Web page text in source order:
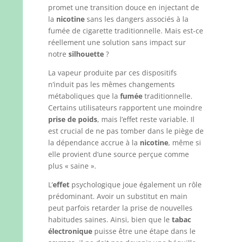
promet une transition douce en injectant de
la nicotinesans les dangers associés à la
fumée de cigarette traditionnelle. Mais est-ce
réellement une solution sans impact sur
notre silhouette?
La vapeur produite par ces dispositifs
n’induit pas les mêmes changements
métaboliques que la fuméetraditionnelle.
Certains utilisateurs rapportent une moindre
prise de poids, mais l’effet reste variable. Il
est crucial de ne pas tomber dans le piège de
la dépendance accrue à la nicotine, même si
elle provient d’une source perçue comme
plus « saine ».
L’effetpsychologique joue également un rôle
prédominant. Avoir un substitut en main
peut parfois retarder la prise de nouvelles
habitudes saines. Ainsi, bien que le tabac
électroniquepuisse être une étape dans le